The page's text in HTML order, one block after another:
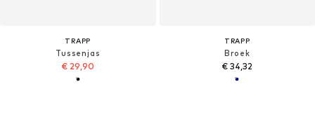
TRAPP
Tussenjas
€ 29,90
TRAPP
Broek
€ 34,32